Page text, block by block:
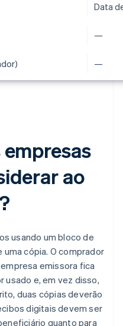
Data
—
—
empresas
ao
usando um bloco de
uma cópia. O comprador
emissora fica
usado e, em vez disso,
duas cópias deverão
digitais devem ser
quanto para